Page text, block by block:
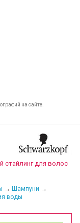
на сайте.
стайлинг для волос
→ Шампуни →
воды